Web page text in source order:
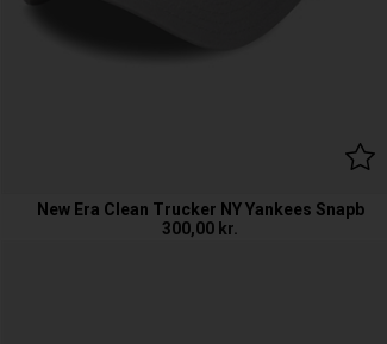
New Era Clean Trucker NY Yankees Snapb
300,00 kr.